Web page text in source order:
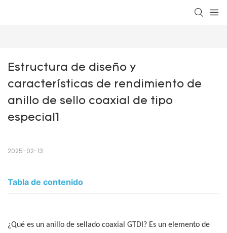
Estructura de diseño y
características de rendimiento de
anillo de sello coaxial de tipo
especial1
2025-02-13
Tabla de contenido
¿Qué es un anillo de sellado coaxial GTDI? Es un elemento de